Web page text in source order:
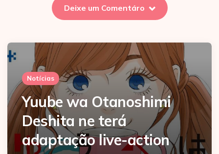
Deixe um Comentáro
Notícias
Yuube wa Otanoshimi
Deshita ne terá
adaptação live-action